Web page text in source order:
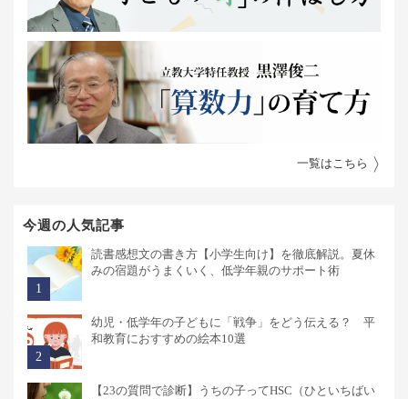
一覧はこちら
今週の人気記事
読書感想文の書き方【小学生向け】を徹底解説。夏休
みの宿題がうまくいく、低学年親のサポート術
幼児・低学年の子どもに「戦争」をどう伝える？ 平
和教育におすすめの絵本10選
【23の質問で診断】うちの子ってHSC（ひといちばい